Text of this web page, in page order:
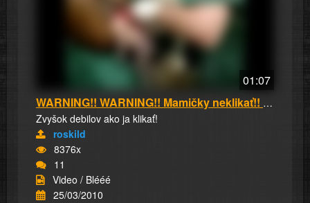
01:07
WARNING!! WARNING!! Mamičky neklikať!! Vstup ...
Zvyšok debilov ako ja klikať!
roskild
8376x
11
Video / Blééé
25/03/2010